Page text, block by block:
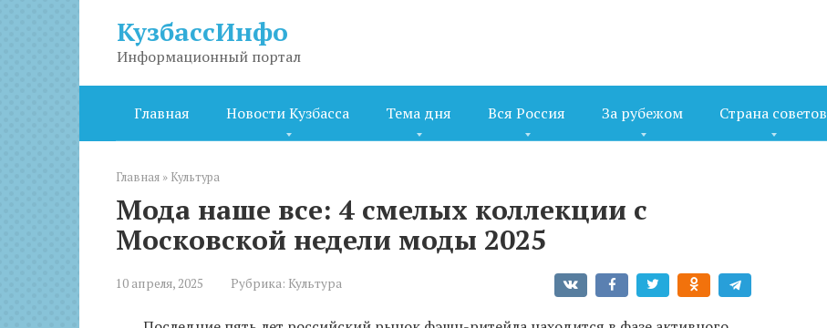
КузбассИнфо
Информационный портал
Главная Новости Кузбасса Тема дня Вся Россия За рубежом Страна советов
Главная » Культура
Мода наше все: 4 смелых коллекции с
Московской недели моды 2025
10 апреля, 2025 Рубрика: Культура